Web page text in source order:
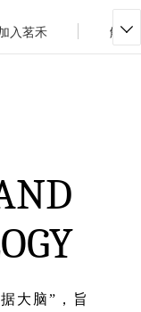
入茗禾 解决

大脑”，旨